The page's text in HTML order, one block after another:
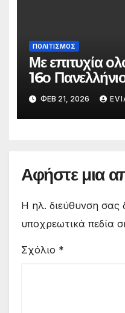
ΠΟΛΙΤΙΣΜΟΣ
Με επιτυχία
16ο
Επικούρειας
ΦΕΒ 21, 2026
Αφήστε μια
Η ηλ. διεύθυνση σας
υποχρεωτικά πεδία
Σχόλιο *